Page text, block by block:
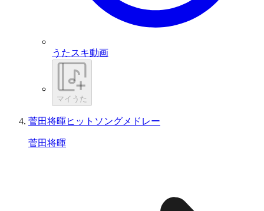
うたスキ動画
マイうた
菅田将暉ヒットソングメドレー
菅田将暉